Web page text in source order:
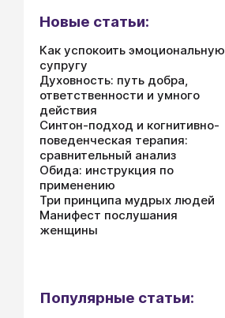
Новые статьи:
Как успокоить эмоциональную
супругу
Духовность: путь добра,
ответственности и умного
действия
Синтон-подход и когнитивно-
поведенческая терапия:
сравнительный анализ
Обида: инструкция по
применению
Три принципа мудрых людей
Манифест послушания
женщины
Популярные статьи: